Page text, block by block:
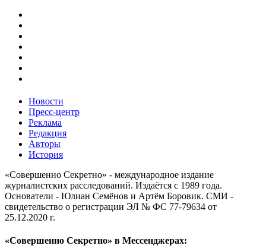
Новости
Пресс-центр
Реклама
Редакция
Авторы
История
«Совершенно Секретно» - международное издание
журналистских расследований. Издаётся с 1989 года.
Основатели - Юлиан Семёнов и Артём Боровик. CМИ -
свидетельство о регистрации ЭЛ № ФС 77-79634 от
25.12.2020 г.
«Совершенно Секретно» в Мессенджерах: